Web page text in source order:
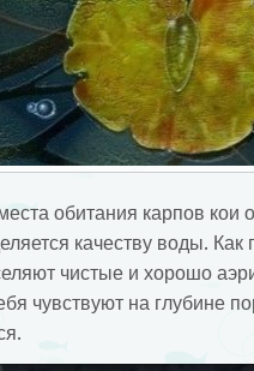
обитания карпов кои
качеству воды.
чистые и хорошо
чувствуют на глубине